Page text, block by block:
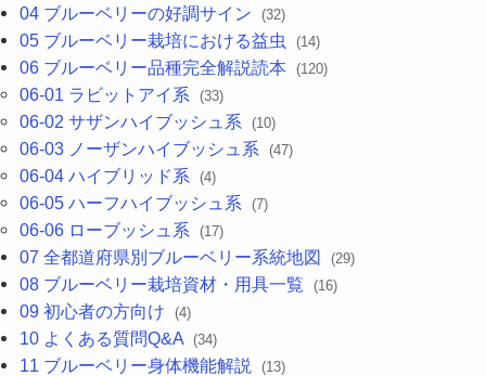
04 ブルーベリーの好調サイン (32)
05 ブルーベリー栽培における益虫 (14)
06 ブルーベリー品種完全解説読本 (120)
06-01 ラビットアイ系 (33)
06-02 サザンハイブッシュ系 (10)
06-03 ノーザンハイブッシュ系 (47)
06-04 ハイブリッド系 (4)
06-05 ハーフハイブッシュ系 (7)
06-06 ローブッシュ系 (17)
07 全都道府県別ブルーベリー系統地図 (29)
08 ブルーベリー栽培資材・用具一覧 (16)
09 初心者の方向け (4)
10 よくある質問Q&A (34)
11 ブルーベリー身体機能解説 (13)